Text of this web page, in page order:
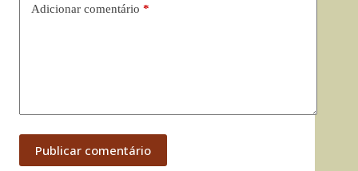
Adicionar comentário *
Publicar comentário